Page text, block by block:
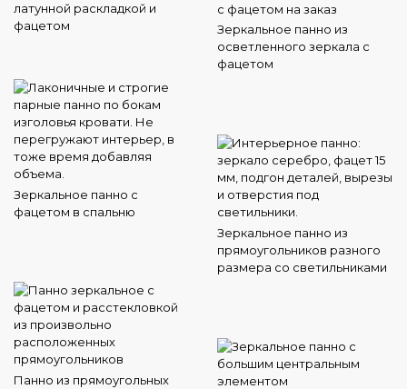
латунной раскладкой и
фацетом
Зеркальное панно из
осветленного зеркала с
фацетом
Зеркальное панно с
фацетом в спальню
Зеркальное панно из
прямоугольников разного
размера со светильниками
Панно из прямоугольных